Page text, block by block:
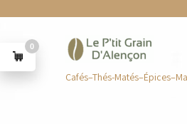
Cafés–Thés-
0